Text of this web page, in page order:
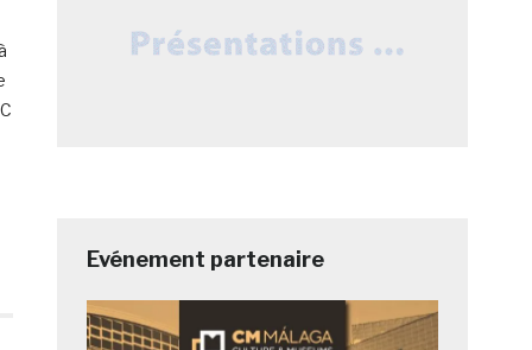
Evénement partenaire